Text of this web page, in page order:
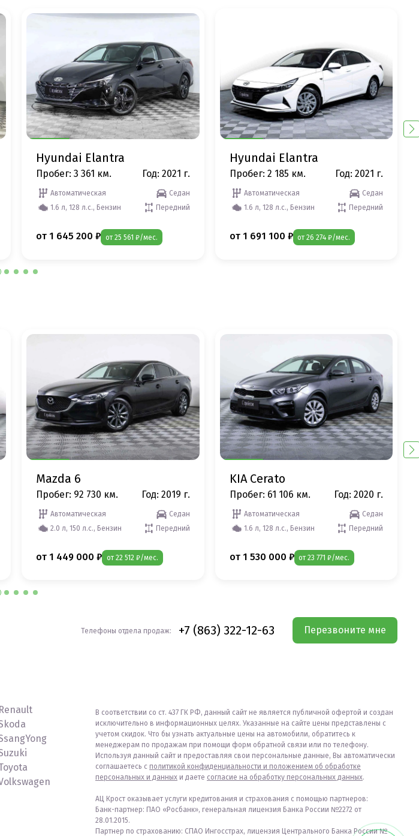
Hyundai Elantra
Пробег: 3 361 км. Год: 2021 г.
Автоматическая
Седан
1.6 л, 128 л.с., Бензин
Передний
от 1 645 200 ₽ от 25 561 ₽/мес.
Hyundai Elantra
Пробег: 2 185 км. Год: 2021 г.
Автоматическая
Седан
1.6 л, 128 л.с., Бензин
Передний
от 1 691 100 ₽ от 26 274 ₽/мес.
Mazda 6
Пробег: 92 730 км. Год: 2019 г.
Автоматическая
Седан
2.0 л, 150 л.с., Бензин
Передний
от 1 449 000 ₽ от 22 512 ₽/мес.
KIA Cerato
Пробег: 61 106 км. Год: 2020 г.
Автоматическая
Седан
1.6 л, 128 л.с., Бензин
Передний
от 1 530 000 ₽ от 23 771 ₽/мес.
Телефоны отдела продаж: +7 (863) 322-12-63 Перезвоните мне
Renault
В соответствии со ст. 437 ГК РФ, данный сайт не является публичной офертой и создан
исключительно в информационных целях. Указанные на сайте цены представлены с
учетом скидок. Что бы узнать актуальные цены на автомобили, обратитесь к
менеджерам по продажам при помощи форм обратной связи или по телефону.
Используя данный сайт и предоставляя свои персональные данные, Вы автоматически
соглашаетесь с политикой конфиденциальности и положением об обработке
персональных и данных и даете согласие на обработку персональных данных.
АЦ Крост оказывает услуги кредитования и страхования с помощью партнеров:
Банк-партнер: ПАО «Росбанк», генеральная лицензия Банка России №2272 от
28.01.2015.
Партнер по страхованию: СПАО Ингосстрах, лицензия Центрального Банка России №